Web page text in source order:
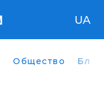
UA
Общество